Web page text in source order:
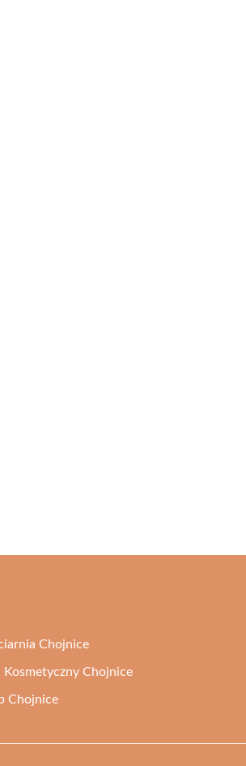
Chojnice
Kosmetyczny Chojnice
Chojnice